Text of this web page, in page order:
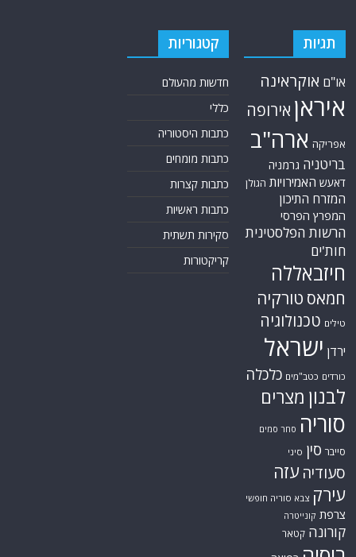
תגיות
או"ם אוקראינה
איראן אירופה
אפריקה ארה"ב
בריטניה גרמניה
דאעש האמירויות הגולן
המזרח התיכון
המפרץ הפרסי
הרשות הפלסטינית
חות'ים
חיזבאללה
חמאס טורקיה
טילים טכנולוגיה
ירדן ישראל
כורדים כטב"מים כלכלה
לבנון מצרים
סוריה סחר סמים
סייבר סין סיני
סעודיה עזה
עירק צבא סוריה חופשי
צרפת קונייטרה
קורונה קטאר
קטגוריות
חדשות מהעולם
כללי
כתבות היסטוריה
כתבות מומחים
כתבות קצרות
כתבות ראשיות
סקירות תשתית
קריקטורות